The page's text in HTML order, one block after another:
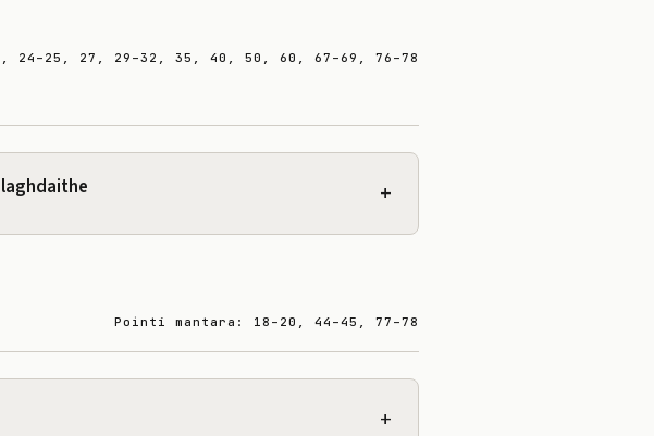
24–25, 27, 29–32, 35, 40, 50, 60, 67–69, 76–78
+
Pointí mantara: 18–20, 44–45, 77–78
+